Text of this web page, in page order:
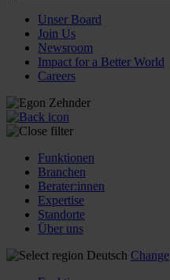
Unser Board
Join Us
Newsroom
Impact for a Better World
Careers
Funktionen
Branchen
Berater:innen
Expertise
Standorte
Über uns
Deutsch Change